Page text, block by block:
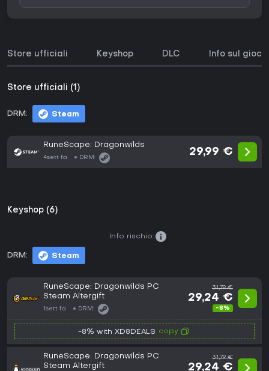
Store ufficiali Keyshop DLC Info sul gioco
Store ufficiali (1)
DRM: Steam
RuneScape: Dragonwilds
4sett fa DRM:
29,99 €
Keyshop (6)
DRM: Steam
Info rischio:
RuneScape: Dragonwilds PC
Steam Altergift
1sett fa DRM:
31,79 €
29,24 €
-8%
-8% with XD8DEALS copy
RuneScape: Dragonwilds PC
Steam Altergift
31,79 €
29,24 €